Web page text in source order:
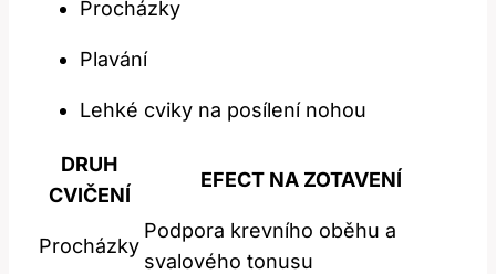
Procházky
Plavání
Lehké cviky na posílení nohou
DRUH
CVIČENÍ
EFECT NA ZOTAVENÍ
Procházky
Podpora krevního oběhu a
svalového tonusu